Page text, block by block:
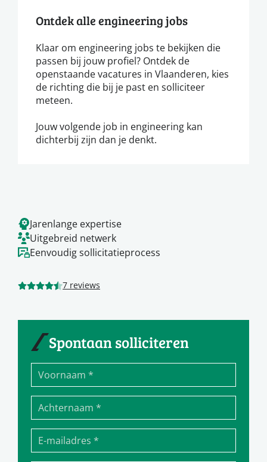
Ontdek alle engineering jobs
Klaar om engineering jobs te bekijken die
passen bij jouw profiel? Ontdek de
openstaande vacatures in Vlaanderen, kies
de richting die bij je past en solliciteer
meteen.
Jouw volgende job in engineering kan
dichterbij zijn dan je denkt.
Spontaan solliciteren
Jarenlange expertise
Uitgebreid netwerk
Eenvoudig sollicitatieprocess
7 reviews